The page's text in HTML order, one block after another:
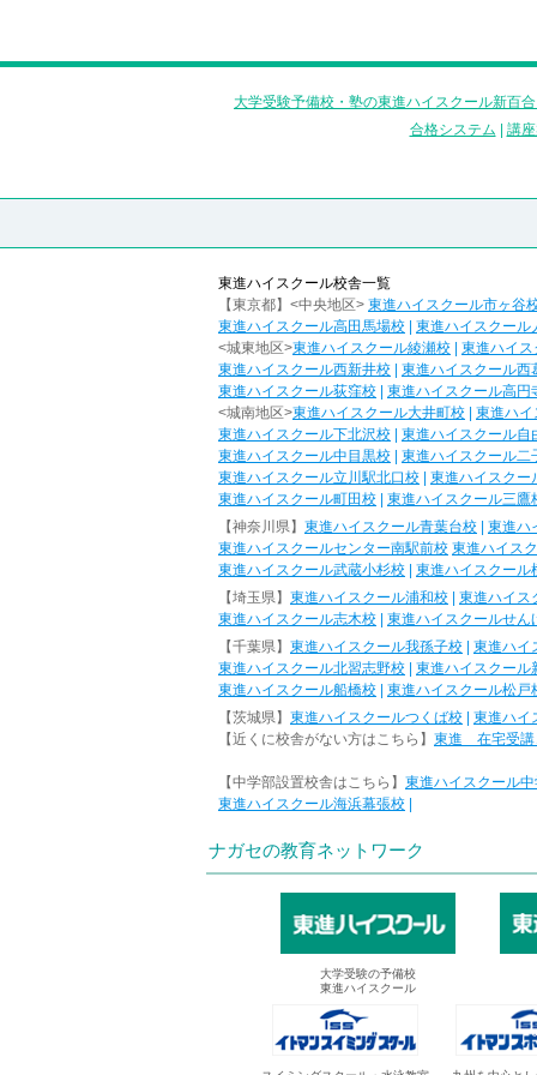
大学受験予備校・塾の東進ハイスクール新百
合格システム
講
東進ハイスクール校舎一覧
【東京都】<中央地区> 東進ハイスクール市ヶ谷
東進ハイスクール高田馬場校
東進ハイスクール
<城東地区>東進ハイスクール綾瀬校
東進ハイ
東進ハイスクール西新井校
東進ハイスクール西
東進ハイスクール荻窪校
東進ハイスクール高円
<城南地区>東進ハイスクール大井町校
東進ハイ
東進ハイスクール下北沢校
東進ハイスクール自
東進ハイスクール中目黒校
東進ハイスクール二
東進ハイスクール立川駅北口校
東進ハイスクー
東進ハイスクール町田校
東進ハイスクール三鷹
【神奈川県】 東進ハイスクール青葉台校
東進ハ
東進ハイスクールセンター南駅前校 東進ハイス
東進ハイスクール武蔵小杉校
東進ハイスクール
【埼玉県】 東進ハイスクール浦和校
東進ハイス
東進ハイスクール志木校
東進ハイスクールせん
【千葉県】 東進ハイスクール我孫子校
東進ハイ
東進ハイスクール北習志野校
東進ハイスクール
東進ハイスクール船橋校
東進ハイスクール松戸
【茨城県】 東進ハイスクールつくば校
東進ハイ
【近くに校舎がない方はこちら】 東進 在宅受講
【中学部設置校舎はこちら】 東進ハイスクール
東進ハイスクール海浜幕張校
ナガセの教育ネットワーク
大学受験の予備校
東進ハイスクール